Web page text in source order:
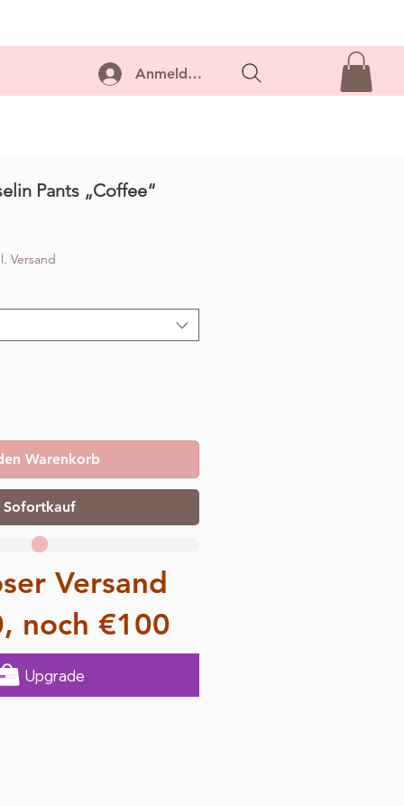
Anmelden...
Pants „Coffee“
Versand
Warenkorb
Sofortkauf
Versand
noch €100
Upgrade